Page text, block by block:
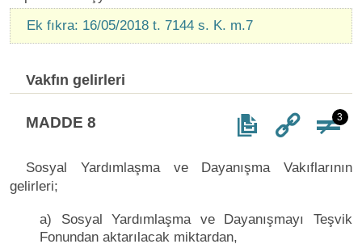
Ek fıkra: 16/05/2018 t. 7144 s. K. m.7
Vakfın gelirleri
MADDE 8 3
Sosyal Yardımlaşma ve Dayanışma Vakıflarının
gelirleri;
a) Sosyal Yardımlaşma ve Dayanışmayı Teşvik
Fonundan aktarılacak miktardan,